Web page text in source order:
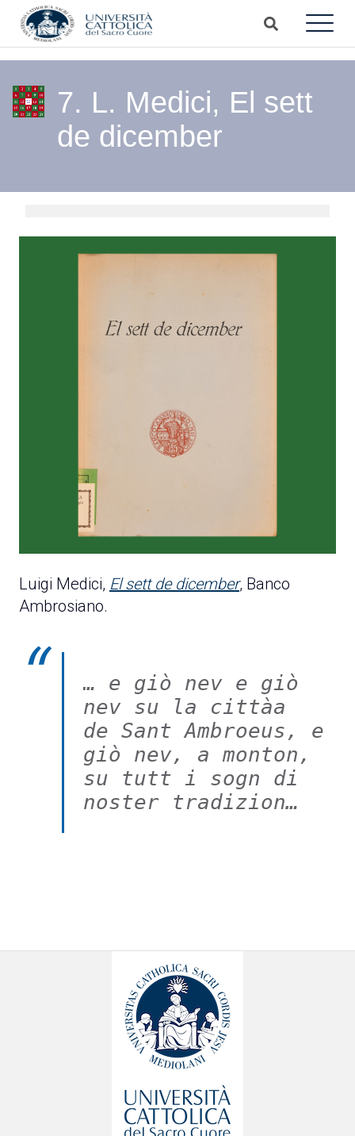
7. L. Medici, El sett
de dicember
Luigi Medici, El sett de dicember, Banco
Ambrosiano.
… e giò nev e giò
nev su la cittàa
de Sant Ambroeus, e
giò nev, a monton,
su tutt i sogn di
noster tradizion…